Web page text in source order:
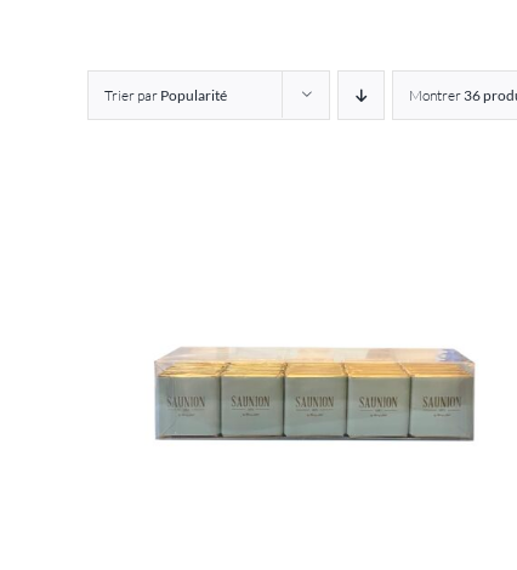
Trier par Popularité Montrer 36